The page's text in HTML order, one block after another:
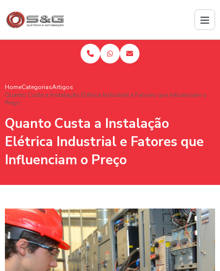
HomeCategoriasArtigos
Quanto Custa a Instalação Elétrica Industrial e Fatores que Influenciam o
Preço
Quanto Custa a Instalação
Elétrica Industrial e Fatores que
Influenciam o Preço